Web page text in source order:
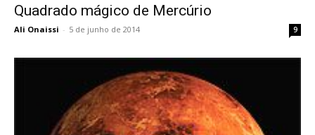
Quadrado mágico de Mercúrio
Ali Onaissi - 5 de junho de 2014 9